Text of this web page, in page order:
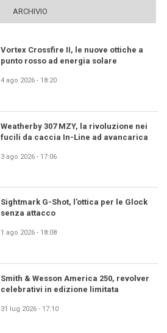
ARCHIVIO
Vortex Crossfire II, le nuove ottiche a
punto rosso ad energia solare
4 ago 2026 - 18:20
Weatherby 307 MZY, la rivoluzione nei
fucili da caccia In-Line ad avancarica
3 ago 2026 - 17:06
Sightmark G-Shot, l'ottica per le Glock
senza attacco
1 ago 2026 - 18:08
Smith & Wesson America 250, revolver
celebrativi in edizione limitata
31 lug 2026 - 17:10